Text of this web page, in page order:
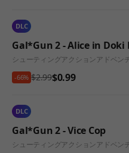
DLC
Gal*Gun 2 - Alice in Doki
シューティングアクションアドベン
-66% $2.99$0.99
DLC
Gal*Gun 2 - Vice Cop
シューティングアクションアドベン